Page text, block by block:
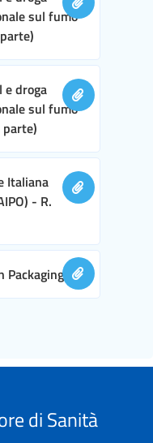
sul fumo
e droga
sul fumo
Italiana
- R.
Packaging
di Sanità